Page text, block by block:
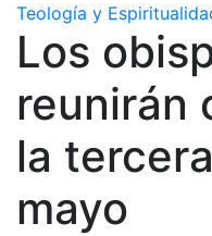
Teología y
Los
reunirán
la
mayo